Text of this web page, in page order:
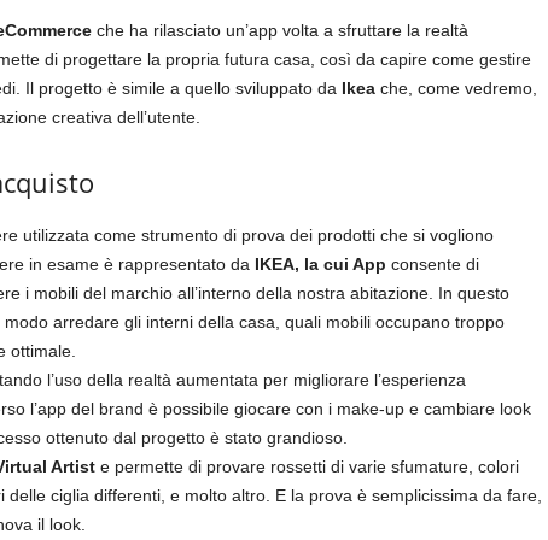
che ha rilasciato un’app volta a sfruttare la realtà
di progettare la propria futura casa, così da capire come gestire
Il progetto è simile a quello sviluppato da Ikeache, come vedremo,
creativa dell’utente.
utilizzata come strumento di prova dei prodotti che si vogliono
in esame è rappresentato da IKEA, la cui App consente di
i mobili del marchio all’interno della nostra abitazione. In questo
arredare gli interni della casa, quali mobili occupano troppo
ottimale.
l’uso della realtà aumentata per migliorare l’esperienza
l’app del brand è possibile giocare con i make-up e cambiare look
ottenuto dal progetto è stato grandioso.
Artiste permette di provare rossetti di varie sfumature, colori
ciglia differenti, e molto altro. E la prova è semplicissima da fare,
il look.